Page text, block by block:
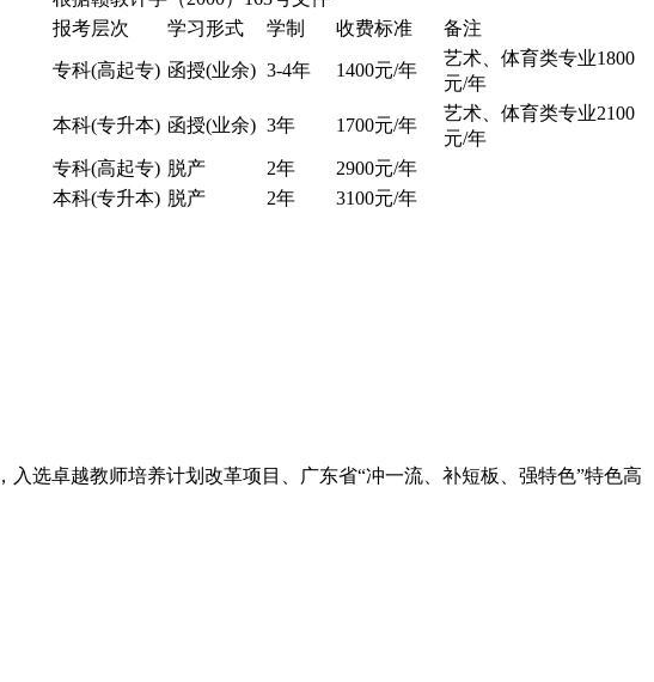
选卓越教师培养计划改革项目、广东省“冲一流、补短板、强特色”特色高
报考层次
学习形式 学制 收费标准 备注
专科(高起专) 函授(业余) 3-4年 1400元/年
艺术、体育类专业1800
元/年
本科(专升本) 函授(业余) 3年 1700元/年
艺术、体育类专业2100
元/年
专科(高起专) 脱产 2年
2900元/年
本科(专升本) 脱产 2年 3100元/年